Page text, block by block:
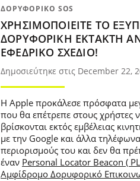
ΔΟΡΥΦΟΡΙΚΌ SOS
ΧΡΗΣΙΜΟΠΟΙΕΊΤΕ ΤΟ
ΔΟΡΥΦΟΡΙΚΉ ΈΚΤΑΚΤΗ
ΕΦΕΔΡΙΚΌ ΣΧΈΔΙΟ!
Δημοσιεύτηκε στις December 22,
Η Apple προκάλεσε πρόσφατα
που θα επέτρεπε στους χρήστες
βρίσκονται εκτός εμβέλειας
με την Google και άλλα
περιορισμούς του και δεν θα
έναν Personal Locator Beacon (
Αμφίδρομο Δορυφορικό